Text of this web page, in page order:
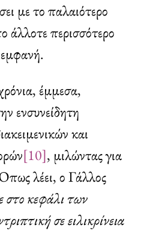
με το παλαιότερο
άλλοτε περισσότερο
έμμεσα,
ενσυνείδητη
και
[10], μιλώντας για
λέει, ο Γάλλος
στο κεφάλι των
σε ειλικρίνεια